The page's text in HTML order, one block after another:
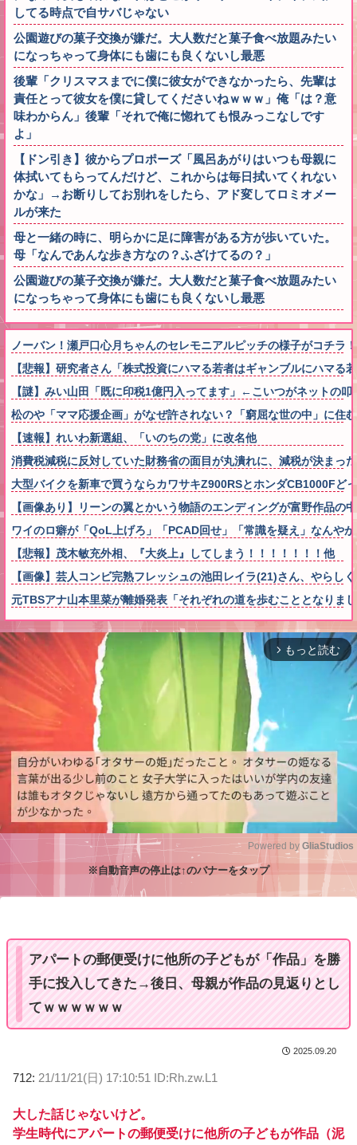
してる時点で自サバじゃない
公園遊びの菓子交換が嫌だ。大人数だと菓子食べ放題みたい
になっちゃって身体にも歯にも良くないし最悪
後輩「クリスマスまでに僕に彼女ができなかったら、先輩は
責任とって彼女を僕に貸してくださいねｗｗｗ」俺「は？意
味わからん」後輩「それで俺に惚れても恨みっこなしです
よ」
【ドン引き】彼からプロポーズ「風呂あがりはいつも母親に
体拭いてもらってんだけど、これからは毎日拭いてくれない
かな」→お断りしてお別れをしたら、アド変してロミオメー
ルが来た
母と一緒の時に、明らかに足に障害がある方が歩いていた。
母「なんであんな歩き方なの？ふざけてるの？」
公園遊びの菓子交換が嫌だ。大人数だと菓子食べ放題みたい
になっちゃって身体にも歯にも良くないし最悪
ノーバン！瀬戸口心月ちゃんのセレモニアルピッチの様子がコチラ
【悲報】研究者さん「株式投資にハマる若者はギャンブルにハマる
【謎】みい山田「既に印税1億円入ってます」←こいつがネットの
松のや「ママ応援企画」がなぜ許されない？「窮屈な世の中」に
【速報】れいわ新選組、「いのちの党」に改名他
消費税減税に反対していた財務省の面目が丸潰れに、減税が決ま
大型バイクを新車で買うならカワサキZ900RSとホンダCB1000Fど
【画像あり】リーンの翼とかいう物語のエンディングが富野作品の
ワイのロ癖が「QoL上げろ」「PCAD回せ」「常識を疑え」なんや
【悲報】茂木敏充外相、『大炎上』してしまう！！！！！！！他
【画像】芸人コンビ完熟フレッシュの池田レイラ(21)さん、やらし
元TBSアナ山本里菜が離婚発表「それぞれの道を歩むこととなりま
arrow_forward_ios もっと読む
Powered by GliaStudios
※自動音声の停止は↑のバナーをタップ
アパートの郵便受けに他所の子どもが「作品」を勝
手に投入してきた→後日、母親が作品の見返りとし
てｗｗｗｗｗｗ
2025.09.20
712: 21/11/21(日) 17:10:51 ID:Rh.zw.L1
大した話じゃないけど。
学生時代にアパートの郵便受けに他所の子どもが作品（泥